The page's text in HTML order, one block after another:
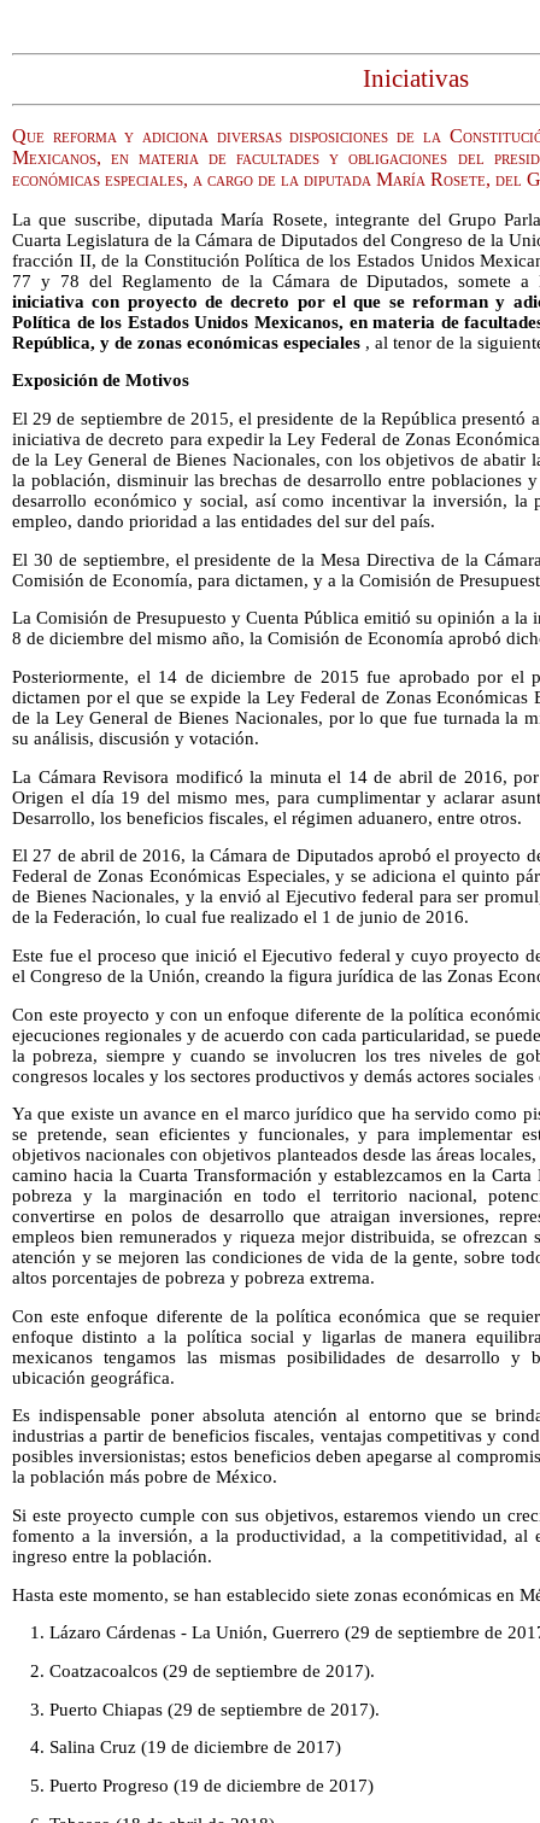
Iniciativas
Que reforma y adiciona diversas disposiciones de la
Mexicanos, en materia de facultades y obligaciones del
económicas especiales, a cargo de la diputada María Rosete, del
La que suscribe, diputada María Rosete, integrante del Grupo
Cuarta Legislatura de la Cámara de Diputados del Congreso de la
fracción II, de la Constitución Política de los Estados Unidos
77 y 78 del Reglamento de la Cámara de Diputados, somete
iniciativa con proyecto de decreto por el que se reforman y
Política de los Estados Unidos Mexicanos, en materia de
República, y de zonas económicas especiales , al tenor de la
Exposición de Motivos
El 29 de septiembre de 2015, el presidente de la República presentó
iniciativa de decreto para expedir la Ley Federal de Zonas
de la Ley General de Bienes Nacionales, con los objetivos de abatir
la población, disminuir las brechas de desarrollo entre poblaciones
desarrollo económico y social, así como incentivar la inversión,
empleo, dando prioridad a las entidades del sur del país.
El 30 de septiembre, el presidente de la Mesa Directiva de la
Comisión de Economía, para dictamen, y a la Comisión de
La Comisión de Presupuesto y Cuenta Pública emitió su opinión a
8 de diciembre del mismo año, la Comisión de Economía aprobó
Posteriormente, el 14 de diciembre de 2015 fue aprobado por el
dictamen por el que se expide la Ley Federal de Zonas Económicas
de la Ley General de Bienes Nacionales, por lo que fue turnada la
su análisis, discusión y votación.
La Cámara Revisora modificó la minuta el 14 de abril de 2016,
Origen el día 19 del mismo mes, para cumplimentar y aclarar
Desarrollo, los beneficios fiscales, el régimen aduanero, entre otros.
El 27 de abril de 2016, la Cámara de Diputados aprobó el proyecto
Federal de Zonas Económicas Especiales, y se adiciona el quinto
de Bienes Nacionales, y la envió al Ejecutivo federal para ser
de la Federación, lo cual fue realizado el 1 de junio de 2016.
Este fue el proceso que inició el Ejecutivo federal y cuyo proyecto
el Congreso de la Unión, creando la figura jurídica de las Zonas
Con este proyecto y con un enfoque diferente de la política
ejecuciones regionales y de acuerdo con cada particularidad, se
la pobreza, siempre y cuando se involucren los tres niveles de
congresos locales y los sectores productivos y demás actores sociales
Ya que existe un avance en el marco jurídico que ha servido como
se pretende, sean eficientes y funcionales, y para implementar
objetivos nacionales con objetivos planteados desde las áreas
camino hacia la Cuarta Transformación y establezcamos en la
pobreza y la marginación en todo el territorio nacional,
convertirse en polos de desarrollo que atraigan inversiones,
empleos bien remunerados y riqueza mejor distribuida, se ofrezcan
atención y se mejoren las condiciones de vida de la gente, sobre
altos porcentajes de pobreza y pobreza extrema.
Con este enfoque diferente de la política económica que se
enfoque distinto a la política social y ligarlas de manera
mexicanos tengamos las mismas posibilidades de desarrollo y
ubicación geográfica.
Es indispensable poner absoluta atención al entorno que se
industrias a partir de beneficios fiscales, ventajas competitivas y
posibles inversionistas; estos beneficios deben apegarse al
la población más pobre de México.
Si este proyecto cumple con sus objetivos, estaremos viendo un
fomento a la inversión, a la productividad, a la competitividad, al
ingreso entre la población.
Hasta este momento, se han establecido siete zonas económicas en
1. Lázaro Cárdenas - La Unión, Guerrero (29 de septiembre de
2. Coatzacoalcos (29 de septiembre de 2017).
3. Puerto Chiapas (29 de septiembre de 2017).
4. Salina Cruz (19 de diciembre de 2017)
5. Puerto Progreso (19 de diciembre de 2017)